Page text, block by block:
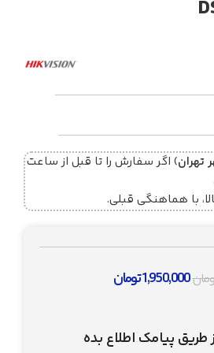
تهران) اگر سفارش را تا قبل از ساعت
با هماهنگی قبلی.
1,950,000تومان
طریق پیامک اطلاع بده